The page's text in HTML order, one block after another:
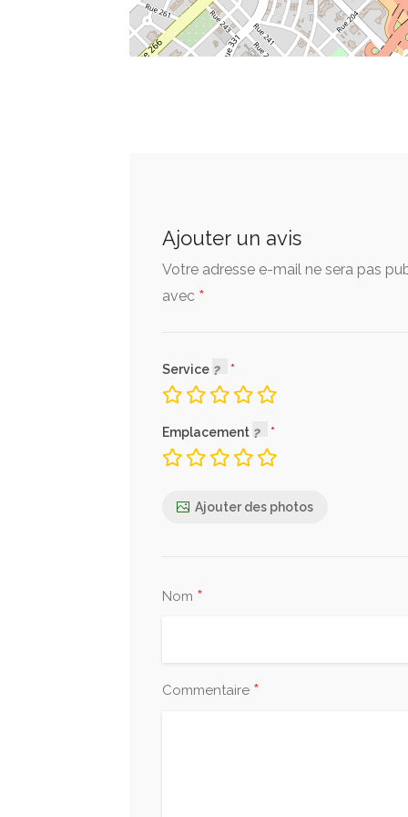
Ajouter un avis
Votre adresse e-mail ne sera pas
avec *
Service
Emplacement
Ajouter des photos
Nom *
Commentaire *